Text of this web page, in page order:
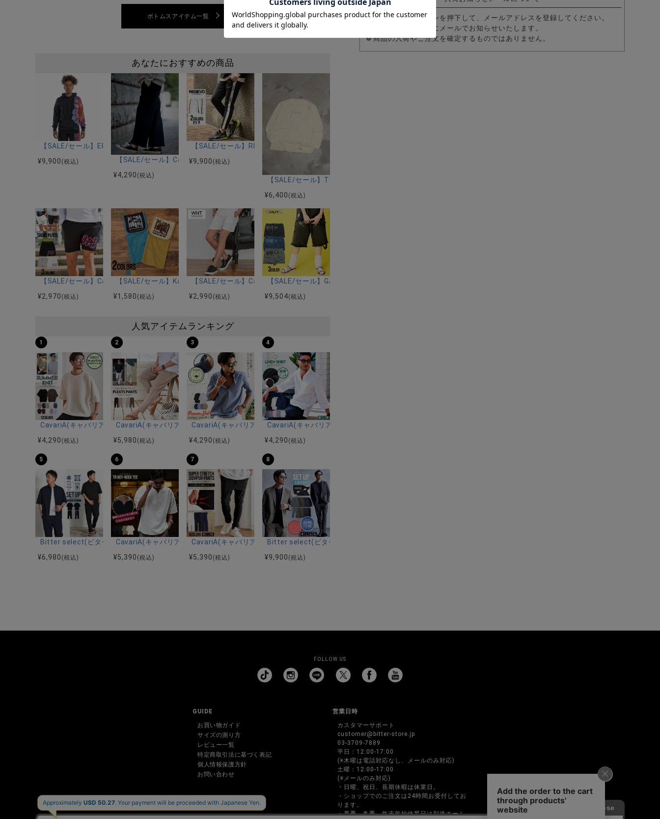
ボトムスアイテム一覧
あなたにおすすめの商品
【SALE/セール】EPTM.(エピトミ)タイダイ染めプルオーバーパーカー/全1色
¥9,900 (税込)
【SALE/セール】CavariA(キャバリア)コーデュロイパンツ/全5色
¥4,290 (税込)
【SALE/セール】REGIEVO(レジエボ)サイドロゴライン入りストレッチパンツ/全2色
¥9,900 (税込)
【SALE/セール】TOTALL(トゥトル)ロゴロングスリーブTシャツ/全2色
¥6,400 (税込)
【SALE/セール】CavariA(キャバリア)NY柄ショーツ/全3色
¥2,970 (税込)
【SALE/セール】Kahiko(カヒコ)コーデュロイ アロハペーパーホルダーカバー/全2色
¥1,580 (税込)
【SALE/セール】CavariA(キャバリア)型押しパイルショーツ/全2色
¥2,990 (税込)
【SALE/セール】GALFY(ガルフィー)染め染めわんちゃんボロボロショーツ/全3色
¥9,504(税込)
人気アイテムランキング
1
CavariA(キャバリア)12Gミラノリブクルーネックドルマンハーフスリーブニット/全12色
¥4,290 (税込)
2
CavariA(キャバリア)プリーツ加工イージーロングパンツ/全5色
¥5,980 (税込)
3
CavariA(キャバリア)パナマ織り7分袖カプリシャツ/全9色
¥4,290 (税込)
4
CavariA(キャバリア)コットンリネンホリゾンタルカラー7分袖カプリシャツ/全8色
¥4,290 (税込)
5
Bitter select(ビターセレクト)接触冷感スーパーストレッチバンドカラー半袖シャツ＆イージーパンツ/全2色
¥6,980 (税込)
6
CavariA(キャバリア)キーネック半袖Tシャツ/全4色
¥5,390 (税込)
7
CavariA(キャバリア)ストレッチジョッパーパンツ/全4色
¥5,390 (税込)
8
Bitter select(ビターセレクト)接触冷感スーパーストレッチテーラード＆スラックスパンツ セットアップ/全6色
¥9,900 (税込)
入荷お知らせボタンを押下して、メールアドレスを登録してください。
商品が入荷した際にメールでお知らせいたします。
商品の入荷やご注文を確定するものではありません。
FOLLOW US
GUIDE
お買い物ガイド
サイズの測り方
レビュー一覧
特定商取引法に基づく表記
個人情報保護方針
お問い合わせ
営業日時
カスタマーサポート
customer@bitter-store.jp
03-3709-7889
平日：12:00-17:00
(※木曜は電話対応なし、メールのみ対応)
土曜：12:00-17:00
(※メールのみ対応)
・日曜、祝日、長期休暇は休業日。
・ショップでのご注文は24時間お受付してお
ります。
・夏季、冬季、年末年始休業日は別途ホーム